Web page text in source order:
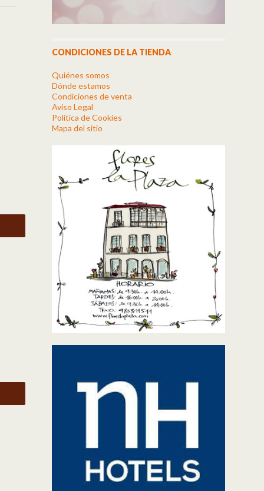
CONDICIONES DE LA TIENDA
Quiénes somos
Dónde estamos
Condiciones de venta
Aviso Legal
Política de Cookies
Mapa del sitio